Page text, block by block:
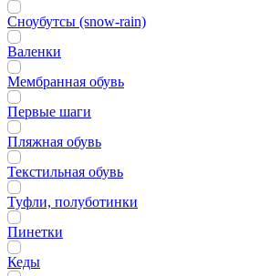
Сноубутсы (snow-rain)
Валенки
Мембранная обувь
Первые шаги
Пляжная обувь
Текстильная обувь
Туфли, полуботинки
Пинетки
Кеды